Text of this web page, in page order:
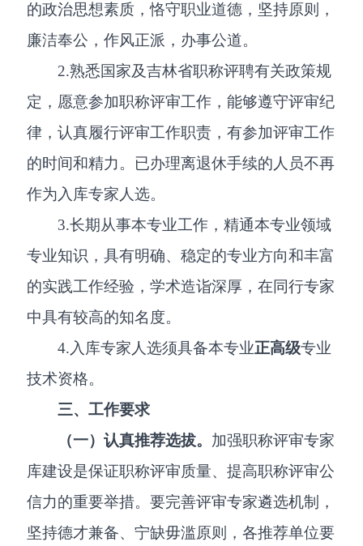
的政治思想素质，恪守职业道德，坚持原则，
廉洁奉公，作风正派，办事公道。
2.熟悉国家及吉林省职称评聘有关政策规
定，愿意参加职称评审工作，能够遵守评审纪
律，认真履行评审工作职责，有参加评审工作
的时间和精力。已办理离退休手续的人员不再
作为入库专家人选。
3.长期从事本专业工作，精通本专业领域
专业知识，具有明确、稳定的专业方向和丰富
的实践工作经验，学术造诣深厚，在同行专家
中具有较高的知名度。
4.入库专家人选须具备本专业正高级专业
技术资格。
三、工作要求
（一）认真推荐选拔。 加强职称评审专家
库建设是保证职称评审质量、提高职称评审公
信力的重要举措。要完善评审专家遴选机制，
坚持德才兼备、宁缺毋滥原则，各推荐单位要